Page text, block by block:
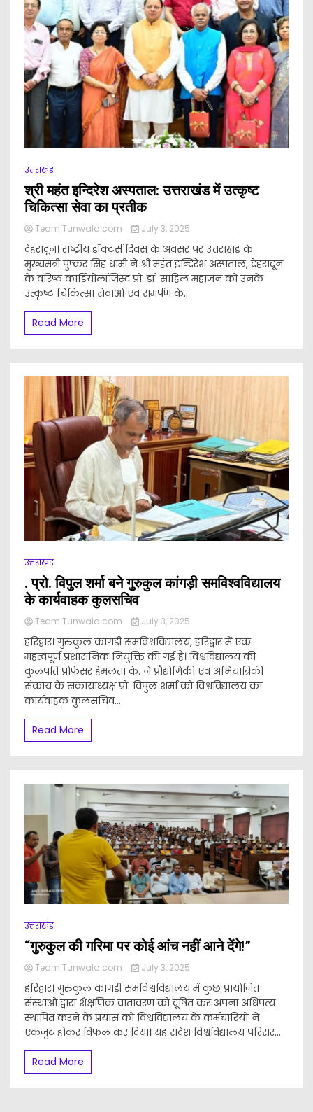
उत्तराखंड
श्री महंत इन्दिरेश अस्पताल: उत्तराखंड में उत्कृष्ट
चिकित्सा सेवा का प्रतीक
Team Tunwala.com July 3, 2025
देहरादून। राष्ट्रीय डॉक्टर्स दिवस के अवसर पर उत्तराखंड के
मुख्यमंत्री पुष्कर सिंह धामी ने श्री महंत इन्दिरेश अस्पताल, देहरादून
के वरिष्ठ कार्डियोलॉजिस्ट प्रो. डॉ. साहिल महाजन को उनके
उत्कृष्ट चिकित्सा सेवाओं एवं समर्पण के...
Read More
उत्तराखंड
. प्रो. विपुल शर्मा बने गुरुकुल कांगड़ी समविश्वविद्यालय
के कार्यवाहक कुलसचिव
Team Tunwala.com July 3, 2025
हरिद्वार। गुरुकुल कांगड़ी समविश्वविद्यालय, हरिद्वार में एक
महत्वपूर्ण प्रशासनिक नियुक्ति की गई है। विश्वविद्यालय की
कुलपति प्रोफेसर हेमलता के. ने प्रौद्योगिकी एवं अभियांत्रिकी
संकाय के संकायाध्यक्ष प्रो. विपुल शर्मा को विश्वविद्यालय का
कार्यवाहक कुलसचिव...
Read More
उत्तराखंड
“गुरुकुल की गरिमा पर कोई आंच नहीं आने देंगे!”
Team Tunwala.com July 3, 2025
हरिद्वार। गुरुकुल कांगड़ी समविश्वविद्यालय में कुछ प्रायोजित
संस्थाओं द्वारा शैक्षणिक वातावरण को दूषित कर अपना अधिपत्य
स्थापित करने के प्रयास को विश्वविद्यालय के कर्मचारियों ने
एकजुट होकर विफल कर दिया। यह संदेश विश्वविद्यालय परिसर...
Read More